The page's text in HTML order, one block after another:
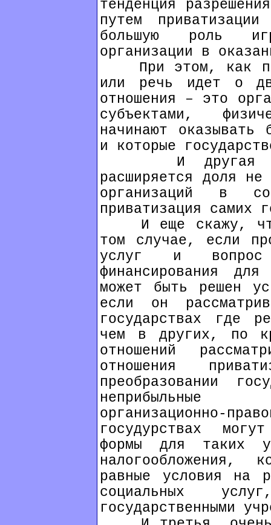
тенденция
путем
большую роль
организации в
При этом, как
или речь идет о
отношения – это
субъектами,
начинают оказывать
и которые
И другая
расширяется доля не
организаций в
приватизация самих
И еще скажу, что
том случае, если
услуг и вопрос
финансирования
может быть решен
если он
государствах где
чем в других, по
отношений
отношения
преобразовании
неприбыльные
организационно-
госудурствах
формы для таких
налогообложения,
равные условия на
социальных
государственными